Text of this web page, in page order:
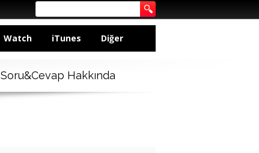
Watch iTunes Diğer
Soru&Cevap Hakkında